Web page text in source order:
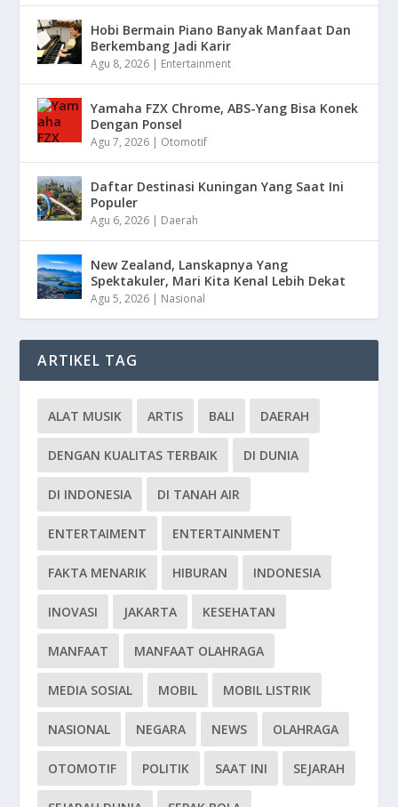
Hobi Bermain Piano Banyak Manfaat Dan
Berkembang Jadi Karir
Agu 8, 2026 | Entertainment
Yamaha FZX Chrome, ABS-Yang Bisa Konek
Dengan Ponsel
Agu 7, 2026 | Otomotif
Daftar Destinasi Kuningan Yang Saat Ini
Populer
Agu 6, 2026 | Daerah
New Zealand, Lanskapnya Yang
Spektakuler, Mari Kita Kenal Lebih Dekat
Agu 5, 2026 | Nasional
ARTIKEL TAG
ALAT MUSIK ARTIS BALI DAERAH
DENGAN KUALITAS TERBAIK DI DUNIA
DI INDONESIA DI TANAH AIR
ENTERTAIMENT ENTERTAINMENT
FAKTA MENARIK HIBURAN INDONESIA
INOVASI JAKARTA KESEHATAN
MANFAAT MANFAAT OLAHRAGA
MEDIA SOSIAL MOBIL MOBIL LISTRIK
NASIONAL NEGARA NEWS OLAHRAGA
OTOMOTIF POLITIK SAAT INI SEJARAH